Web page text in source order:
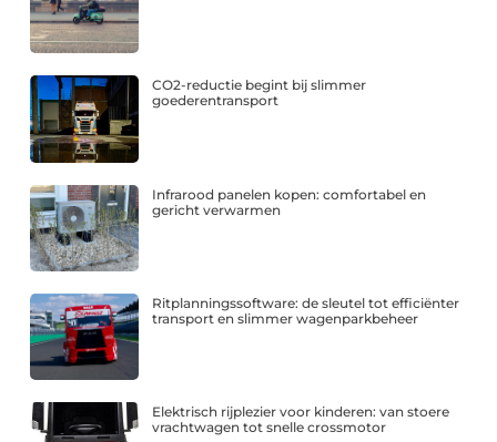
CO2-reductie begint bij slimmer
goederentransport
Infrarood panelen kopen: comfortabel en
gericht verwarmen
Ritplanningssoftware: de sleutel tot efficiënter
transport en slimmer wagenparkbeheer
Elektrisch rijplezier voor kinderen: van stoere
vrachtwagen tot snelle crossmotor